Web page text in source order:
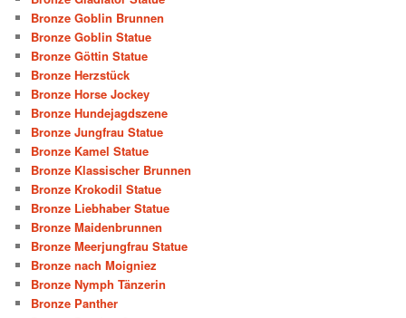
Bronze Goblin Brunnen
Bronze Goblin Statue
Bronze Göttin Statue
Bronze Herzstück
Bronze Horse Jockey
Bronze Hundejagdszene
Bronze Jungfrau Statue
Bronze Kamel Statue
Bronze Klassischer Brunnen
Bronze Krokodil Statue
Bronze Liebhaber Statue
Bronze Maidenbrunnen
Bronze Meerjungfrau Statue
Bronze nach Moigniez
Bronze Nymph Tänzerin
Bronze Panther